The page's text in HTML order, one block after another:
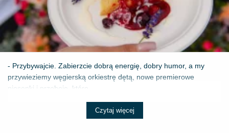
- Przybywajcie. Zabierzcie dobrą energię, dobry humor, a my
przywieziemy węgierską orkiestrę dętą, nowe premierowe
piosenki i przeboje, które ...
Czytaj więcej